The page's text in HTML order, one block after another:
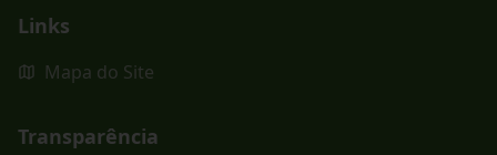
Links
Mapa do Site
Transparência